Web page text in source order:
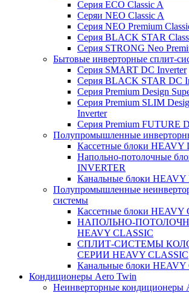
Серия ECO Classic A
Серяи NEO Classic A
Серия NEO Premium
Серия BLACK STAR
Серия STRONG Neo
Бытовые инверторные сплит-
Серия SMART DC Inverter
Серия BLACK STAR DC
Серия Premium Design
Серия Premium SLIM
Inverter
Серия Premium FUTURE
Полупромышленные
Кассетные блоки HEAVY
Напольно-потолочные
INVERTER
Канальные блоки
Полупромышленные
системы
Кассетные блоки HEAVY
НАПОЛЬНО-
HEAVY CLASSIC
СПЛИТ-СИСТЕМЫ
СЕРИИ HEAVY CLASSIC
Канальные блоки HEAVY
Кондиционеры Aero Twin
Неинверторные кондиционеры